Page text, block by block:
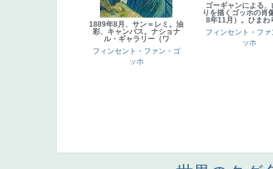
1889年8月、サン＝レミ。油
彩、キャンバス。ナショナ
ル・ギャラリー（ワ
フィンセント・ファン・ゴ
ッホ
ゴーギャンによる、
りを描くゴッホの肖
8年11月）。ひまわ
フィンセント・ファ
ッホ